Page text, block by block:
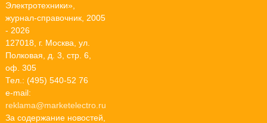
Электротехники»,
журнал-справочник, 2005
- 2026
127018, г. Москва, ул.
Полковая, д. 3, стр. 6,
оф. 305
Тел.: (495) 540-52 76
e-mail:
reklama@marketelectro.ru
За содержание новостей,